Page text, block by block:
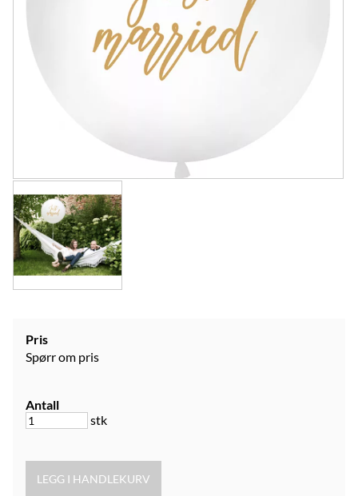
Pris
Spørr om pris
Antall
stk